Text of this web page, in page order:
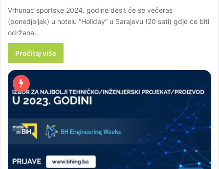
Vrhunac sportske 2024. godine desit će se večeras
(ponedjeljak) u hotelu “Holiday” u Sarajevu (20 sati) gdje će biti
održana…
Pročitaj više